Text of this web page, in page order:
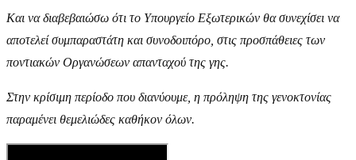
Και να διαβεβαιώσω ότι το Υπουργείο Εξωτερικών θα συνεχίσει να
αποτελεί συμπαραστάτη και συνοδοιπόρο, στις προσπάθειες των
ποντιακών Οργανώσεων απανταχού της γης.
Στην κρίσιμη περίοδο που διανύουμε, η πρόληψη της γενοκτονίας
παραμένει θεμελιώδες καθήκον όλων.